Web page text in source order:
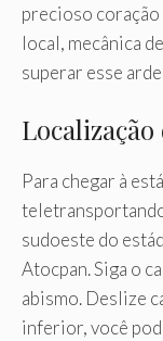
precioso coração
local, mecânica
superar esse
Para chegar à
sudoeste do
Atocpan. Siga o
abismo. Deslize
inferior, você